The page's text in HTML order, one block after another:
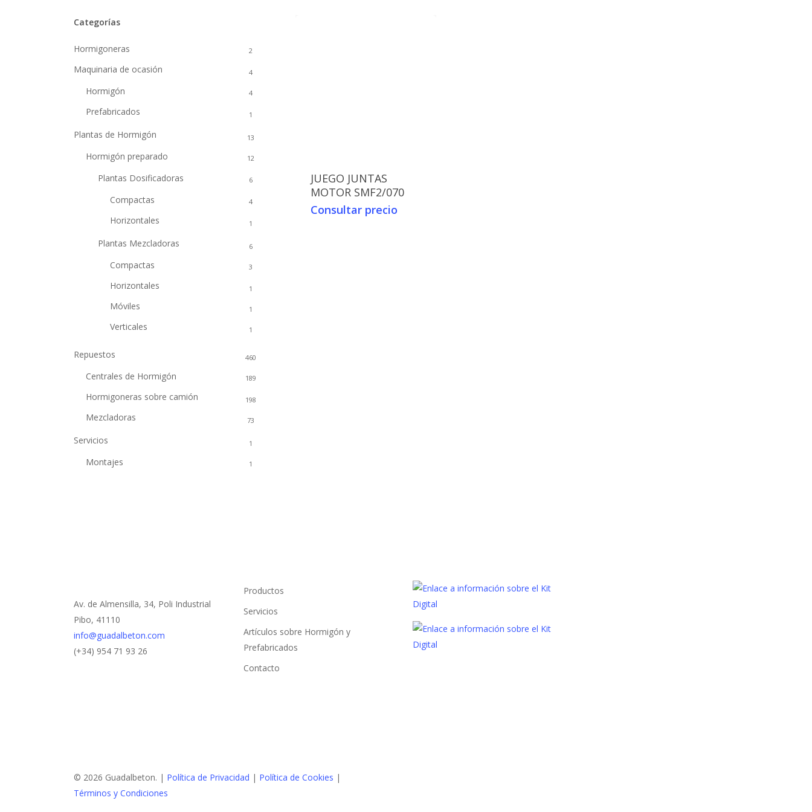
Categorías
Hormigoneras 2
Maquinaria de ocasión 4
Hormigón 4
Prefabricados 1
Plantas de Hormigón 13
Hormigón preparado 12
Plantas Dosificadoras 6
Compactas 4
Horizontales 1
Plantas Mezcladoras 6
Compactas 3
Horizontales 1
Móviles 1
Verticales 1
Repuestos 460
Centrales de Hormigón 189
Hormigoneras sobre camión 198
Mezcladoras 73
Servicios 1
Montajes 1
JUEGO JUNTAS
MOTOR SMF2/070
Consultar precio
Av. de Almensilla, 34, Poli Industrial
Pibo, 41110
info@guadalbeton.com
(+34) 954 71 93 26
Productos
Servicios
Artículos sobre Hormigón y
Prefabricados
Contacto
© 2026 Guadalbeton. | Política de Privacidad | Política de Cookies |
Términos y Condiciones